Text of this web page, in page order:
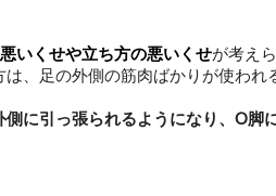
いくせや立ち方の悪いくせが考え
、足の外側の筋肉ばかりが使われ
側に引っ張られるようになり、O脚